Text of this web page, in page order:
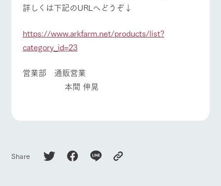
​詳しくは下記のURLへどうぞ↓
https://www.arkfarm.net/products/list?
category_id=23
営業部 通販営業
本間 伸晃
Share